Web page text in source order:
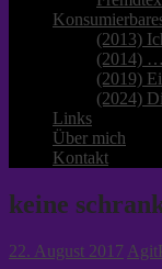
(2013)
(2014) …
(2019)
(2024)
Links
Über mich
Kontakt
keine
22. August 2017